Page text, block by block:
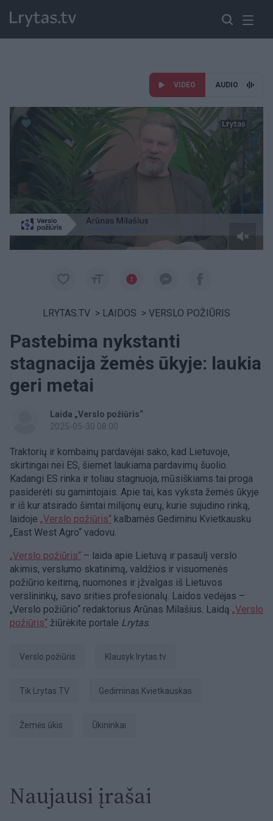
VIDEO AUDIO
Paremkite Ukrainą
LRYTAS.TV > LAIDOS > VERSLO POŽIŪRIS
Pastebima nykstanti
stagnacija žemės ūkyje: laukia
geri metai
Laida „Verslo požiūris“
2025-05-30 08:00
Traktorių ir kombainų pardavėjai sako, kad Lietuvoje,
skirtingai nei ES, šiemet laukiama pardavimų šuolio.
Kadangi ES rinka ir toliau stagnuoja, mūsiškiams tai proga
pasiderėti su gamintojais. Apie tai, kas vyksta žemės ūkyje
ir iš kur atsirado šimtai milijonų eurų, kurie sujudino rinką,
laidoje „Verslo požiūris“ kalbamės Gediminu Kvietkausku
„East West Agro“ vadovu.
„Verslo požiūris“ – laida apie Lietuvą ir pasaulį verslo
akimis, verslumo skatinimą, valdžios ir visuomenės
požiūrio keitimą, nuomones ir įžvalgas iš Lietuvos
verslininkų, savo srities profesionalų. Laidos vedėjas –
„Verslo požiūrio“ redaktorius Arūnas Milašius. Laidą „Verslo
požiūris“ žiūrėkite portale Lrytas.
Verslo požiūris Klausyk lrytas.tv
tik Lrytas.TV Gediminas Kvietkauskas
žemės ūkis ūkininkai
Naujausi įrašai